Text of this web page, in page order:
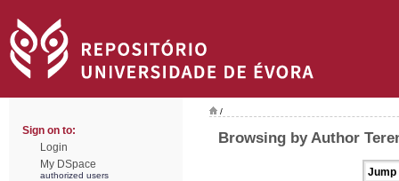
Sign on to:
Login
My DSpace
authorized users
/
Browsing by Author
Jump